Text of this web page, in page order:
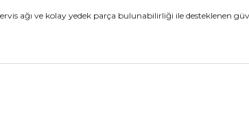
ağı ve kolay yedek parça bulunabilirliği ile desteklenen